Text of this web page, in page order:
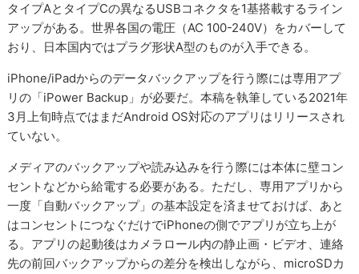
タイプAとタイプCの異なるUSBコネクタを1基搭載するライン
アップがある。世界各国の電圧（AC 100-240V）をカバーして
おり、日本国内ではプラグ形状A型のものが入手できる。
iPhone/iPadからのデータバックアップを行う際には専用アプ
リの「iPower Backup」が必要だ。本稿を執筆している2021年
3月上旬時点ではまだAndroid OS対応のアプリはリリースされ
ていない。
メディアのバックアップや読み込みを行う際には本体に壁コン
セントなどから給電する必要がある。ただし、専用アプリから
一度「自動バックアップ」の基本設定を済ませておけば、あと
はコンセントにつなぐだけでiPhoneの側でアプリが立ち上が
る。アプリの起動後はカメラロール内の静止画・ビデオ、連絡
先の前回バックアップからの差分を検出しながら、microSDカ